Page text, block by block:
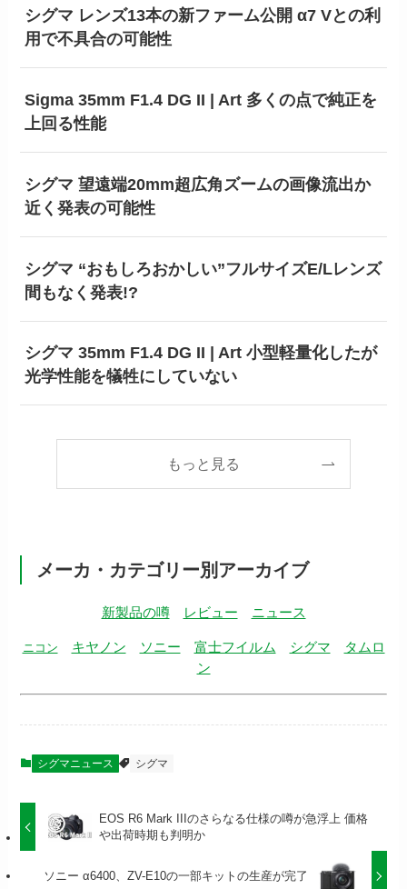
シグマ レンズ13本の新ファーム公開 α7 Vとの利
用で不具合の可能性
Sigma 35mm F1.4 DG II | Art 多くの点で純正を
上回る性能
シグマ 望遠端20mm超広角ズームの画像流出か
近く発表の可能性
シグマ “おもしろおかしい”フルサイズE/Lレンズ
間もなく発表!?
シグマ 35mm F1.4 DG II | Art 小型軽量化したが
光学性能を犠牲にしていない
もっと見る
メーカ・カテゴリー別アーカイブ
新製品の噂 レビュー ニュース
ニコン キヤノン ソニー 富士フイルム シグマ
タムロ
ン
シグマニュース シグマ
EOS R6 Mark IIIのさらなる仕様の噂が急浮上 価格
や出荷時期も判明か
ソニー α6400、ZV-E10の一部キットの生産が完了